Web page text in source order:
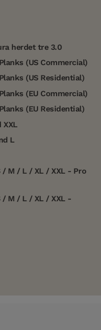
herdet tre 3.0
(US Commercial)
(US Residential)
(EU Commercial)
(EU Residential)
XXL
L
/ M / L / XL / XXL - Pro
/ M / L / XL / XXL -